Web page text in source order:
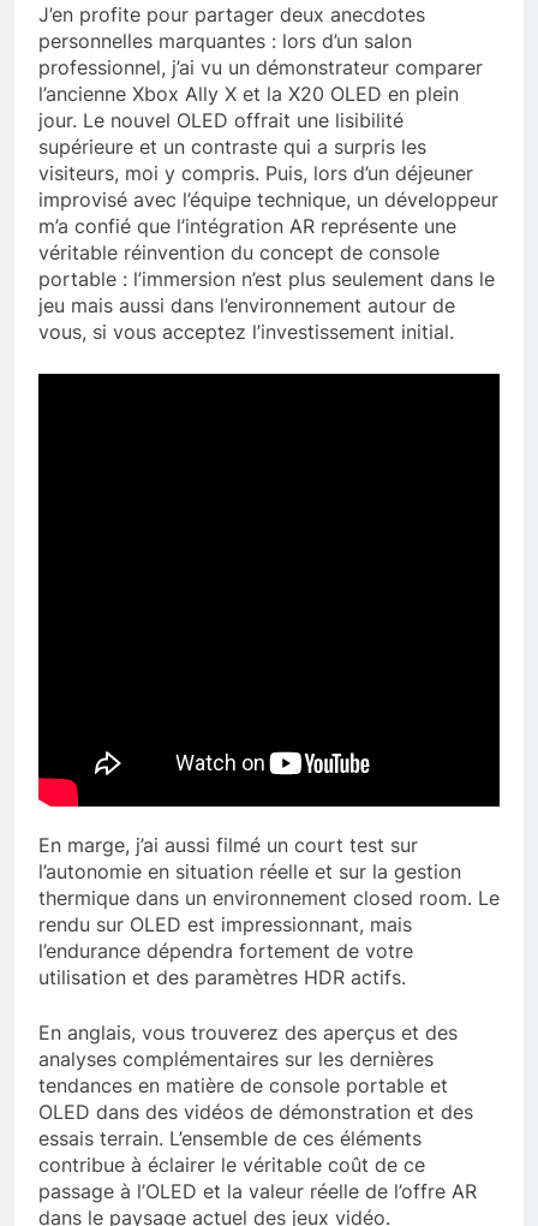
J’en profite pour partager deux anecdotes
personnelles marquantes : lors d’un salon
professionnel, j’ai vu un démonstrateur comparer
l’ancienne Xbox Ally X et la X20 OLED en plein
jour. Le nouvel OLED offrait une lisibilité
supérieure et un contraste qui a surpris les
visiteurs, moi y compris. Puis, lors d’un déjeuner
improvisé avec l’équipe technique, un développeur
m’a confié que l’intégration AR représente une
véritable réinvention du concept de console
portable : l’immersion n’est plus seulement dans le
jeu mais aussi dans l’environnement autour de
vous, si vous acceptez l’investissement initial.
En marge, j’ai aussi filmé un court test sur
l’autonomie en situation réelle et sur la gestion
thermique dans un environnement closed room. Le
rendu sur OLED est impressionnant, mais
l’endurance dépendra fortement de votre
utilisation et des paramètres HDR actifs.
En anglais, vous trouverez des aperçus et des
analyses complémentaires sur les dernières
tendances en matière de console portable et
OLED dans des vidéos de démonstration et des
essais terrain. L’ensemble de ces éléments
contribue à éclairer le véritable coût de ce
passage à l’OLED et la valeur réelle de l’offre AR
dans le paysage actuel des jeux vidéo.